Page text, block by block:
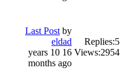
Replies:5
Views:2954
Last Post by
eldad
16 years 10
months ago